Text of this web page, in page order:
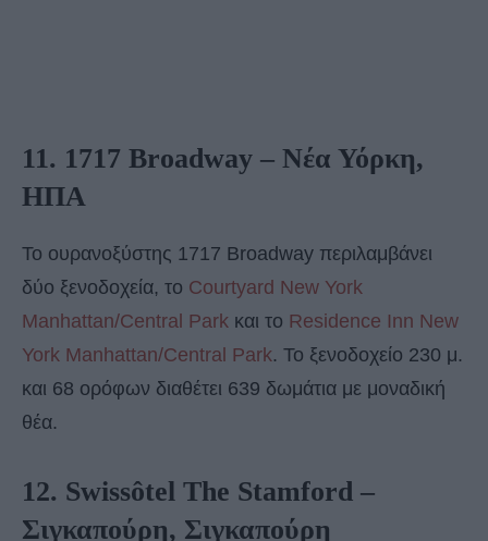
11. 1717 Broadway – Νέα Υόρκη,
ΗΠΑ
Το ουρανοξύστης 1717 Broadway περιλαμβάνει
δύο ξενοδοχεία, το Courtyard New York
Manhattan/Central Park και το Residence Inn New
York Manhattan/Central Park. Το ξενοδοχείο 230 μ.
και 68 ορόφων διαθέτει 639 δωμάτια με μοναδική
θέα.
12. Swissôtel The Stamford –
Σιγκαπούρη, Σιγκαπούρη